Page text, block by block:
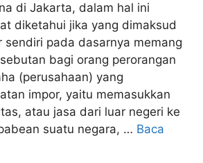
di Jakarta, dalam hal ini
diketahui jika yang dimaksud
sendiri pada dasarnya memang
bagi orang perorangan
(perusahaan) yang
impor, yaitu memasukkan
atau jasa dari luar negeri ke
suatu negara, … Baca